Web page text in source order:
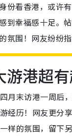
份看香港，或许
到幸福感十足。
氛围！网友纷纷
游港超
月末访港一周后
经历！网友更分
样的氛围，留下另